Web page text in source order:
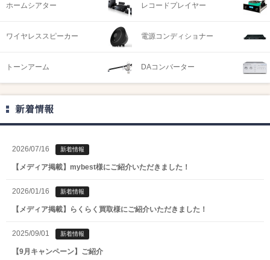
ホームシアター レコードプレイヤー
ワイヤレススピーカー 電源コンディショナー
トーンアーム DAコンバーター
新着情報
2026/07/16 新着情報
【メディア掲載】mybest様にご紹介いただきました！
2026/01/16 新着情報
【メディア掲載】らくらく買取様にご紹介いただきました！
2025/09/01 新着情報
【9月キャンペーン】ご紹介